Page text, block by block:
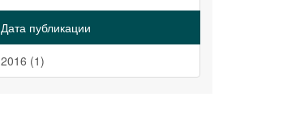
Дата публикации
2016 (1)